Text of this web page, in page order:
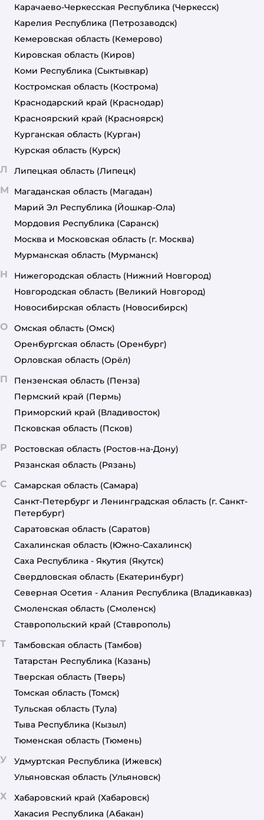
Карачаево-Черкесская Республика (Черкесск)
Карелия Республика (Петрозаводск)
Кемеровская область (Кемерово)
Кировская область (Киров)
Коми Республика (Сыктывкар)
Костромская область (Кострома)
Краснодарский край (Краснодар)
Красноярский край (Красноярск)
Курганская область (Курган)
Курская область (Курск)
Л Липецкая область (Липецк)
М Магаданская область (Магадан)
Марий Эл Республика (Йошкар-Ола)
Мордовия Республика (Саранск)
Москва и Московская область (г. Москва)
Мурманская область (Мурманск)
Н Нижегородская область (Нижний Новгород)
Новгородская область (Великий Новгород)
Новосибирская область (Новосибирск)
О Омская область (Омск)
Оренбургская область (Оренбург)
Орловская область (Орёл)
П Пензенская область (Пенза)
Пермский край (Пермь)
Приморский край (Владивосток)
Псковская область (Псков)
Р Ростовская область (Ростов-на-Дону)
Рязанская область (Рязань)
С Самарская область (Самара)
Санкт-Петербург и Ленинградская область (г. Санкт-
Петербург)
Саратовская область (Саратов)
Сахалинская область (Южно-Сахалинск)
Саха Республика - Якутия (Якутск)
Свердловская область (Екатеринбург)
Северная Осетия - Алания Республика (Владикавказ)
Смоленская область (Смоленск)
Ставропольский край (Ставрополь)
Т Тамбовская область (Тамбов)
Татарстан Республика (Казань)
Тверская область (Тверь)
Томская область (Томск)
Тульская область (Тула)
Тыва Республика (Кызыл)
Тюменская область (Тюмень)
У Удмуртская Республика (Ижевск)
Ульяновская область (Ульяновск)
Х Хабаровский край (Хабаровск)
Хакасия Республика (Абакан)